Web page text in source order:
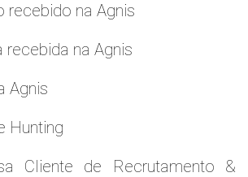
recebido na Agnis
recebida na Agnis
Agnis
Hunting
Cliente de Recrutamento &